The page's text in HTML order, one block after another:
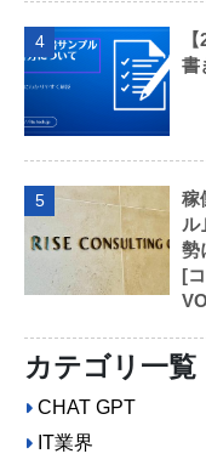
4
書
5
稼
ル
勢
[
カテゴリ一覧
CHAT GPT
IT業界